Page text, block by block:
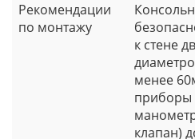
Рекомендации
по монтажу
к стене
менее
приборы
клапан)